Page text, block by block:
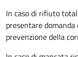
In caso di rifiuto
presentare
prevenzione della